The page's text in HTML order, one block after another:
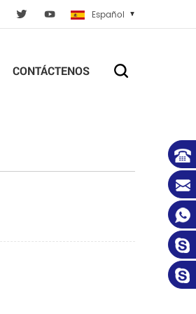
Español
CONTÁCTENOS